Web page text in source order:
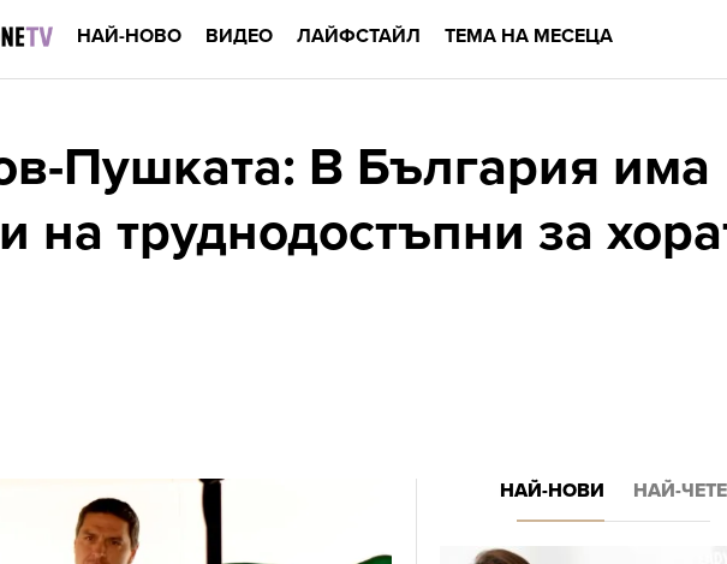
НАЙ-НОВО ВИДЕО ЛАЙФСТАЙЛ ТЕМА НА МЕСЕЦА
Пушката: В България има
на труднодостъпни за
НАЙ-НОВИ НАЙ-